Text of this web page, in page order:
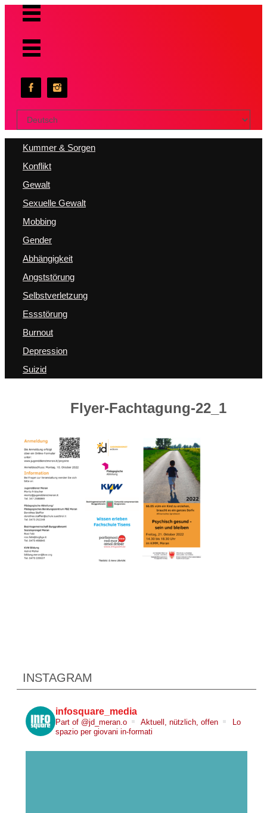
Sprache
auswählen
Kummer & Sorgen
Konflikt
Gewalt
Sexuelle Gewalt
Mobbing
Gender
Abhängigkeit
Angststörung
Selbstverletzung
Essstörung
Burnout
Depression
Suizid
Flyer-Fachtagung-22_1
INSTAGRAM
infosquare_media
Part of @jd_meran.o Aktuell, nützlich, offen
Lo
spazio per giovani in-formati